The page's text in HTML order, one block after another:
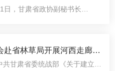
专项民主监督调研
日，甘肃省政协副秘书长
廊沙尘暴和荒漠化防治治理专
赴省林草局开展河西走廊沙
治理情况调研
甘肃省委统战部《关于建立省